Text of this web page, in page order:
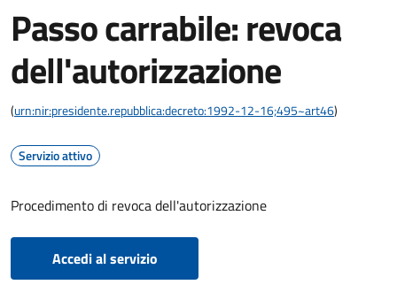
Passo carrabile: revoca
dell'autorizzazione
(urn:nir:presidente.repubblica:decreto:1992-12-16;495~art46)
Servizio attivo
Procedimento di revoca dell'autorizzazione
Accedi al servizio